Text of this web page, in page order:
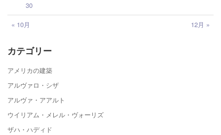
« 10月 12月 »
30
カテゴリー
アメリカの建築
アルヴァロ・シザ
アルヴァ・アアルト
ウイリアム・メレル・ヴォーリズ
ザハ・ハディド